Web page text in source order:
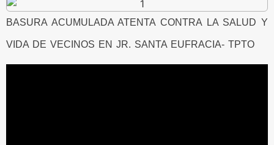
BASURA ACUMULADA ATENTA CONTRA LA SALUD Y
VIDA DE VECINOS EN JR. SANTA EUFRACIA- TPTO